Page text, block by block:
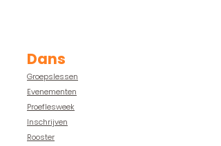
Dans
Groepslessen
Evenementen
Proeflesweek
Inschrijven
Rooster